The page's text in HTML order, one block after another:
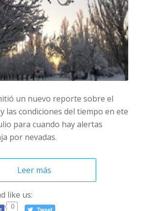
un nuevo reporte sobre el
las condiciones del tiempo en ete
para cuando hay alertas
por nevadas.
Leer más
like us:
0